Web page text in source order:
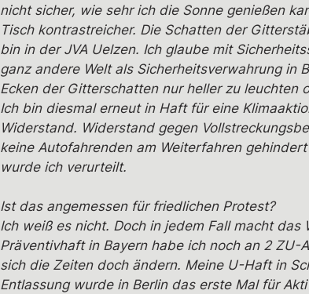
nicht sicher, wie sehr ich die Sonne genießen
Tisch kontrastreicher. Die Schatten der
bin in der JVA Uelzen. Ich glaube mit
ganz andere Welt als Sicherheitsverwahrung in
Ecken der Gitterschatten nur heller zu leuchten
Ich bin diesmal erneut in Haft für eine
Widerstand. Widerstand gegen
keine Autofahrenden am Weiterfahren
wurde ich verurteilt.
Ist das angemessen für friedlichen Protest?
Ich weiß es nicht. Doch in jedem Fall macht
Präventivhaft in Bayern habe ich noch an 2
sich die Zeiten doch ändern. Meine U-Haft in
Entlassung wurde in Berlin das erste Mal für